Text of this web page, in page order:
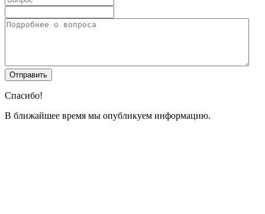
Спасибо!
В ближайшее время мы опубликуем информацию.